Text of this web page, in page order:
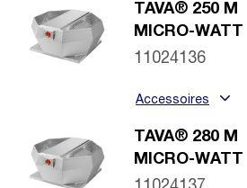
TAVA® 250 M
MICRO-WATT
11024136
Accessoires
TAVA® 280 M
MICRO-WATT